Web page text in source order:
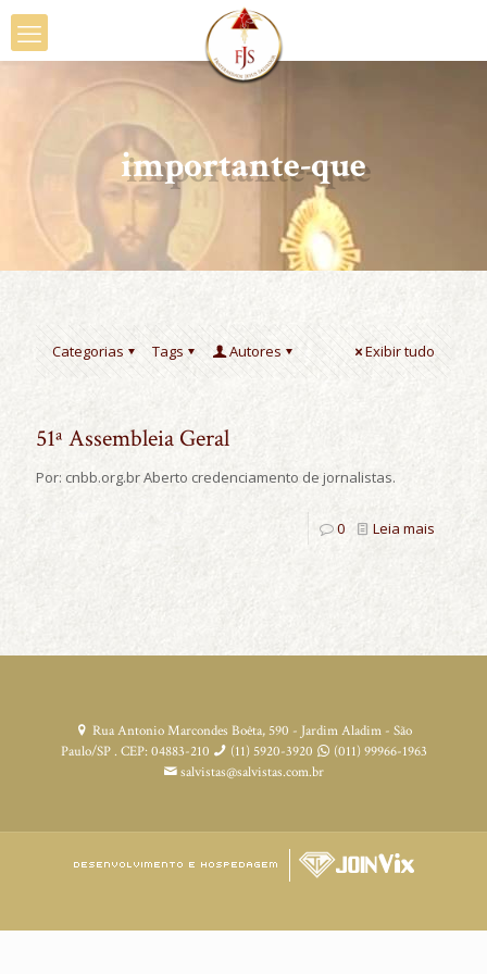
importante-que
Categorias Tags Autores Exibir tudo
51ª Assembleia Geral
Por: cnbb.org.br Aberto credenciamento de jornalistas.
0 Leia mais
Rua Antonio Marcondes Boêta, 590 - Jardim Aladim - São
Paulo/SP . CEP: 04883-210
(11) 5920-3920
(011) 99966-1963
salvistas@salvistas.com.br